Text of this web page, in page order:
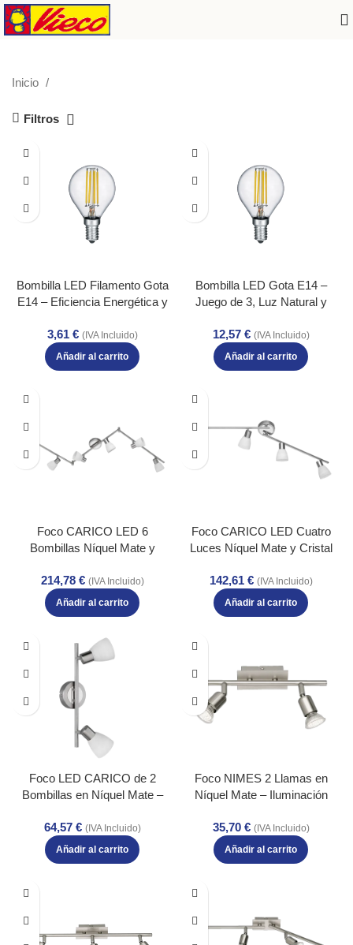
Inicio
Filtros
Bombilla LED Filamento Gota
E14 – Eficiencia Energética y
Transparente claro – Material:
Vidrio – Tipo de Luz: LED –
Lúmenes: 250 – Temperatura:
3,61 € (IVA Incluido)
Añadir al carrito
Bombilla LED Gota E14 –
Juego de 3, Luz Natural y
Transparente claro – Material:
Vidrio – Tipo de Luz: LED –
Lúmenes: 250 – Temperatura:
12,57 € (IVA Incluido)
Añadir al carrito
Foco CARICO LED 6
Bombillas Níquel Mate y
Energética – Color: Níquel
mate – Material: Metal – Tipo
de Luz: LED – Lúmenes: 250 –
214,78 € (IVA Incluido)
Añadir al carrito
Foco CARICO LED Cuatro
Luces Níquel Mate y Cristal
Energética – Color: Níquel
mate – Material: Metal – Tipo
de Luz: LED – Lúmenes: 250 –
142,61 € (IVA Incluido)
Añadir al carrito
Foco LED CARICO de 2
Bombillas en Níquel Mate –
Atemporal – Color: Níquel
mate – Material: Metal – Tipo
de Luz: LED – Lúmenes: 250 –
64,57 € (IVA Incluido)
Añadir al carrito
Foco NIMES 2 Llamas en
Níquel Mate – Iluminación
LED – Color: Níquel mate –
Material: Metal – Tipo de Luz:
LED – Lúmenes: 250 –
35,70 € (IVA Incluido)
Añadir al carrito